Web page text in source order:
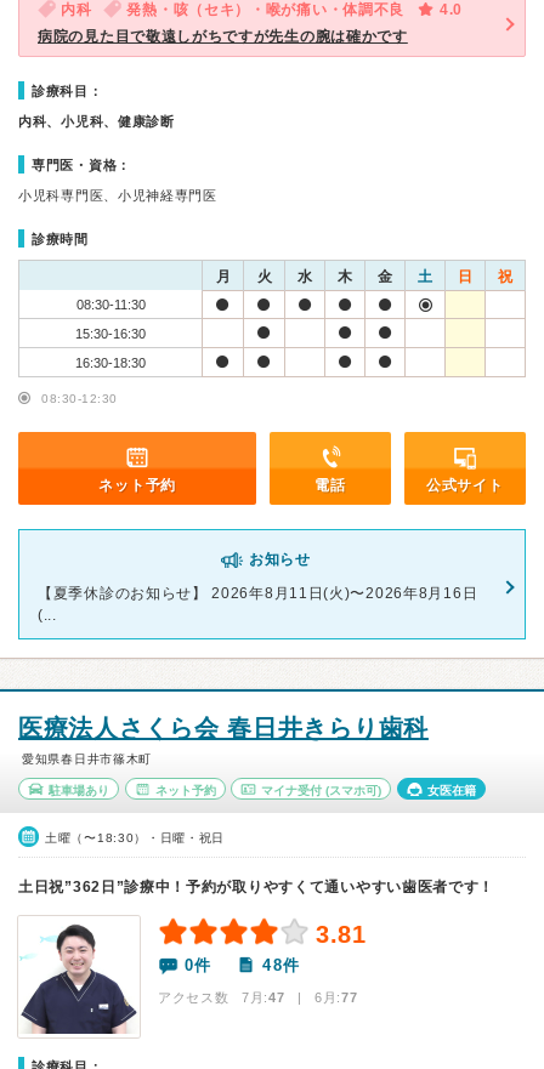
内科 発熱・咳（セキ）・喉が痛い・体調不良
4.0
病院の見た目で敬遠しがちですが先生の腕は確かです
診療科目：
内科、小児科、健康診断
専門医・資格：
小児科専門医、小児神経専門医
診療時間
月 火 水 木 金 土 日 祝
08:30-11:30
15:30-16:30
16:30-18:30
08:30-12:30
ネット予約 電話 公式サイト
お知らせ
【夏季休診のお知らせ】 2026年8月11日(火)〜2026年8月16日
(...
医療法人さくら会 春日井きらり歯科
愛知県春日井市篠木町
駐車場あり ネット予約 マイナ受付 (スマホ可) 女医在籍
土曜（〜18:30）・日曜・祝日
土日祝”362日”診療中！予約が取りやすくて通いやすい歯医者です！
3.81
0件 48件
アクセス数 7月:47 | 6月:77